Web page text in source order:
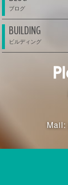
BUILDING
Mail: